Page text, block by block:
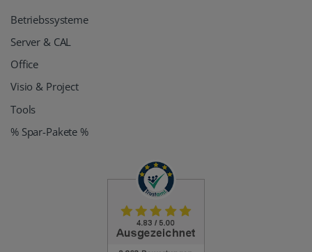
Betriebssysteme
Server & CAL
Office
Visio & Project
Tools
% Spar-Pakete %